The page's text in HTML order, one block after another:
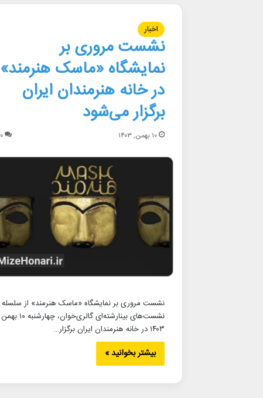
اخبار
نشست مروری بر
نمایشگاه «ماسک هنرمند»
در خانه هنرمندان ایران
برگزار می‌شود
۱۰ بهمن, ۱۴۰۳ ۰
نشست مروری بر نمایشگاه «ماسک هنرمند» از سلسله
نشست‌های بینارشته‌ای گالری‌خوان، چهارشنبه ۱۰ بهمن
۱۴۰۳ در خانه هنرمندان ایران برگزار…
بیشتر بخوانید »